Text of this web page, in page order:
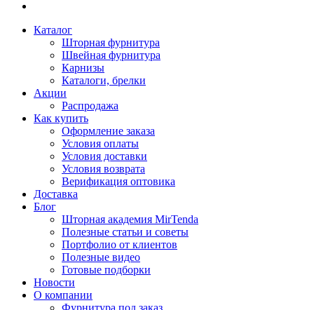
Каталог
Шторная фурнитура
Швейная фурнитура
Карнизы
Каталоги, брелки
Акции
Распродажа
Как купить
Оформление заказа
Условия оплаты
Условия доставки
Условия возврата
Верификация оптовика
Доставка
Блог
Шторная академия MirTenda
Полезные статьи и советы
Портфолио от клиентов
Полезные видео
Готовые подборки
Новости
О компании
Фурнитура под заказ